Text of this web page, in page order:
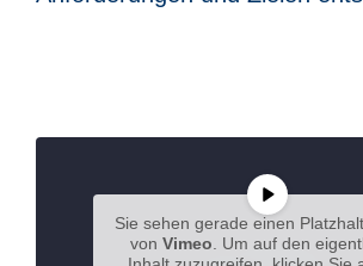
Sie sehen gerade einen
von Vimeo . Um auf den